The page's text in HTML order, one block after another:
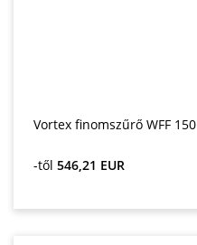
Vortex finomszűrő WFF 150
Normál ár:
-től 546,21 EUR